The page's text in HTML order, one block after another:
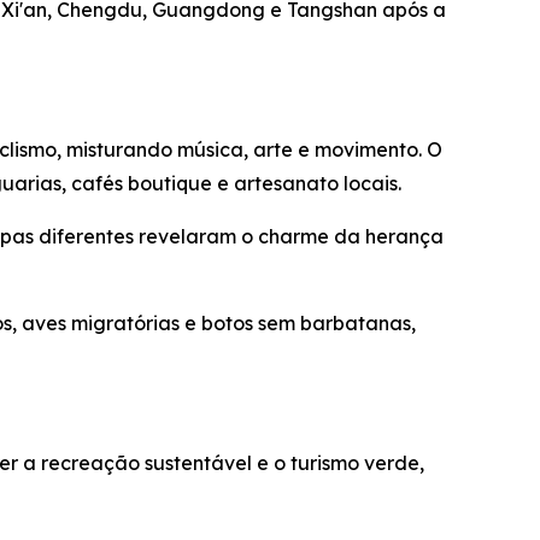
Chengdu, Guangdong e Tangshan após a
misturando música, arte e movimento. O
cafés boutique e artesanato locais.
diferentes revelaram o charme da herança
aves migratórias e botos sem barbatanas,
a recreação sustentável e o turismo verde,